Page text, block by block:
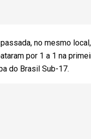
no mesmo
por 1 a 1 na
do Brasil Sub-17.